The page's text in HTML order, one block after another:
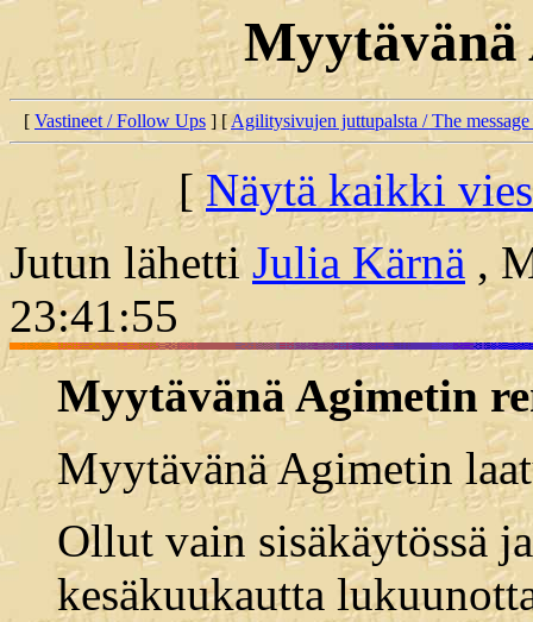
Myytävänä
[ Vastineet / Follow Ups ] [Agilitysivujen juttupalsta / The
[Näytä kaikki
Jutun lähetti Julia Kärnä ,
23:41:55
Myytävänä Agimetin
Myytävänä Agimetin
Ollut vain sisäkäytössä
kesäkuukautta